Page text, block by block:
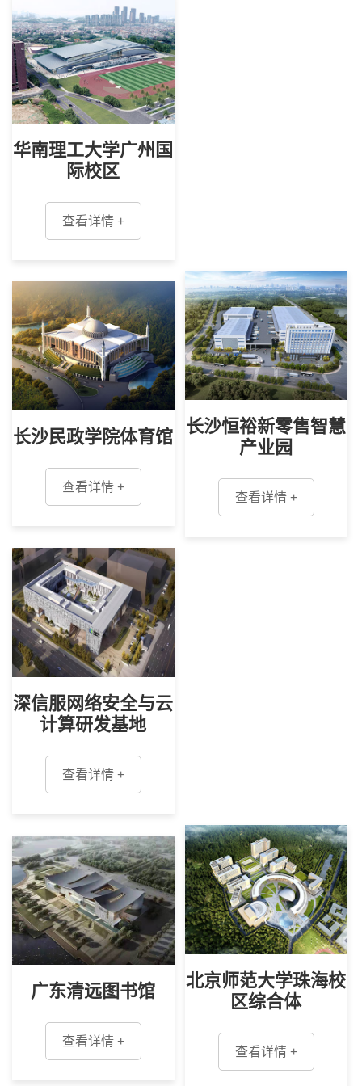
华南理工大学广州国
际校区
查看详情 +
长沙民政学院体育馆
查看详情 +
长沙恒裕新零售智慧
产业园
查看详情 +
深信服网络安全与云
计算研发基地
查看详情 +
广东清远图书馆
查看详情 +
北京师范大学珠海校
区综合体
查看详情 +